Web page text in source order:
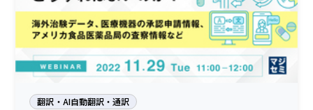
翻訳・AI自動翻訳・通訳